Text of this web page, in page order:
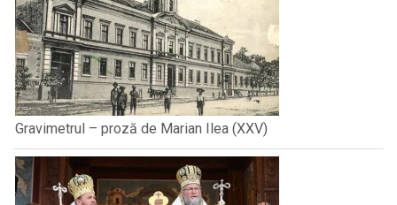
Gravimetrul – proză de Marian Ilea (XXV)